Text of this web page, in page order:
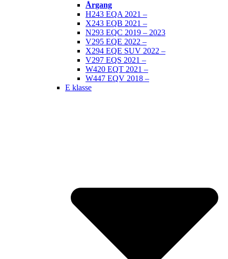
Årgang
H243 EQA 2021 –
X243 EQB 2021 –
N293 EQC 2019 – 2023
V295 EQE 2022 –
X294 EQE SUV 2022 –
V297 EQS 2021 –
W420 EQT 2021 –
W447 EQV 2018 –
E klasse